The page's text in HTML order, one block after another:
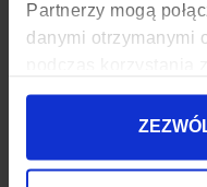
Partnerzy mogą
danymi otrzymanymi
KOD EAN
ORGANIZER NA DŁUGOPISY
ILOŚĆ KIESZENI